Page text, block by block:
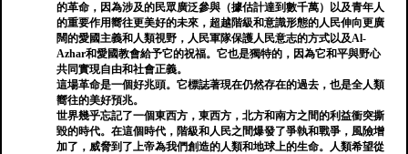
的革命，因為涉及的民眾廣泛參與（據估計達到數千萬）以及青年人
的重要作用嚮往更美好的未來，超越階級和意識形態的人民伸向更廣
闊的愛國主義和人類視野，人民軍隊保護人民意志的方式以及Al-
Azhar和愛國教會給予它的祝福。它也是獨特的，因為它和平與野心
共同實現自由和社會正義。
這場革命是一個好兆頭。它標誌著現在仍然存在的過去，也是全人類
嚮往的美好預兆。
世界幾乎忘記了一個東西方，東西方，北方和南方之間的利益衝突撕
毀的時代。在這個時代，階級和人民之間爆發了爭執和戰爭，風險增
加了，威脅到了上帝為我們創造的人類和地球上的生命。人類希望從